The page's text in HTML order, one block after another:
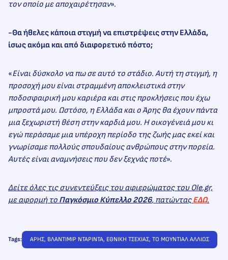
τον οποίο με αποχαιρέτησαν».
-Θα ήθελες κάποια στιγμή να επιστρέψεις στην Ελλάδα,
ίσως ακόμα και από διαφορετικό πόστο;
«Είναι δύσκολο να πω σε αυτό το στάδιο. Αυτή τη στιγμή, η
προσοχή μου είναι στραμμένη αποκλειστικά στην
ποδοσφαιρική μου καριέρα και στις προκλήσεις που έχω
μπροστά μου. Ωστόσο, η Ελλάδα και ο Άρης θα έχουν πάντα
μια ξεχωριστή θέση στην καρδιά μου. Η οικογένειά μου κι
εγώ περάσαμε μια υπέροχη περίοδο της ζωής μας εκεί και
γνωρίσαμε πολλούς σπουδαίους ανθρώπους στην πορεία.
Αυτές είναι αναμνήσεις που δεν ξεχνάς ποτέ».
Δείτε όλες τις συνεντεύξεις του αφιερώματος του Ole.gr,
με αφορμή το Παγκόσμιο Κύπελλο 2026, πατώνταςΕΔΩ.
Tags: ΑΡΗΣ, ΒΛΑΝΤΙΜΙΡ ΝΤΑΡΙΝΤΑ, ΕΘΝΙΚΗ ΤΣΕΧΙΑΣ, ΤΟ ΜΟΥΝΤΙΑΛ ΑΛΛΙΩΣ